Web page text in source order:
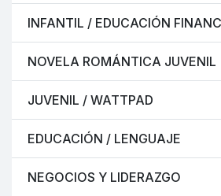
INFANTIL / EDUCACIÓN
NOVELA ROMÁNTICA JUVENIL
JUVENIL / WATTPAD
EDUCACIÓN / LENGUAJE
NEGOCIOS Y LIDERAZGO